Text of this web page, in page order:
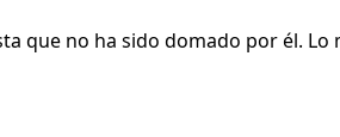
que no ha sido domado por él. Lo
hasta que no nos rendimos a Su